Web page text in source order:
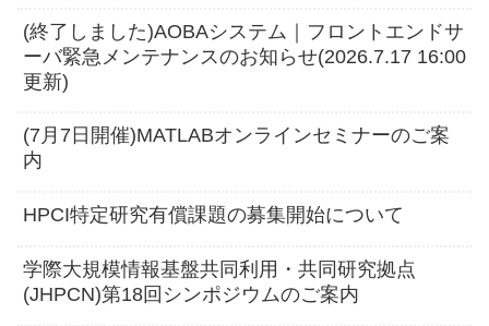
(終了しました)AOBAシステム｜フロントエンドサ
ーバ緊急メンテナンスのお知らせ(2026.7.17 16:00
更新)
(7月7日開催)MATLABオンラインセミナーのご案
内
HPCI特定研究有償課題の募集開始について
学際大規模情報基盤共同利用・共同研究拠点
(JHPCN)第18回シンポジウムのご案内